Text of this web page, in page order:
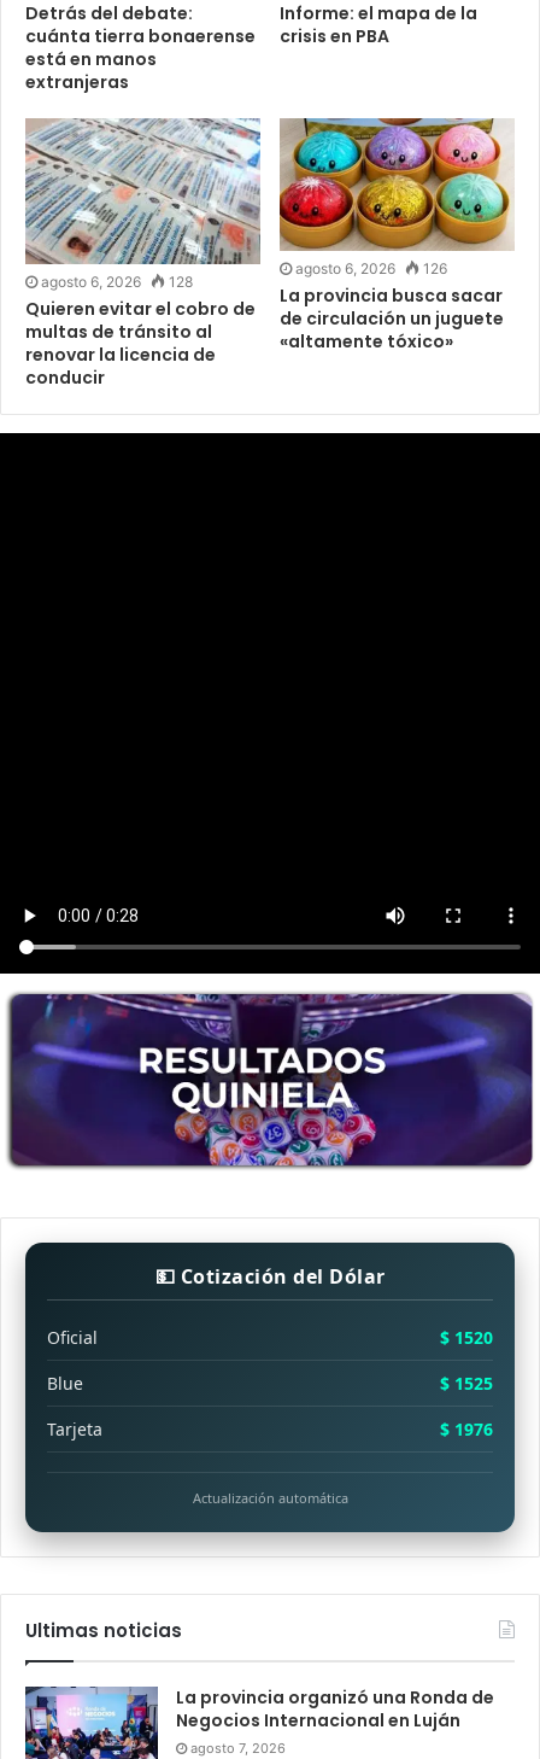
Detrás del debate:
cuánta tierra bonaerense
está en manos
extranjeras
Informe: el mapa de la
crisis en PBA
agosto 6, 2026 128
Quieren evitar el cobro de
multas de tránsito al
renovar la licencia de
conducir
agosto 6, 2026 126
La provincia busca sacar
de circulación un juguete
«altamente tóxico»
💵 Cotización del Dólar
Oficial
$ 1520
Blue
$ 1525
Tarjeta
$ 1976
Actualización automática
Ultimas noticias
La provincia organizó una Ronda de
Negocios Internacional en Luján
agosto 7, 2026